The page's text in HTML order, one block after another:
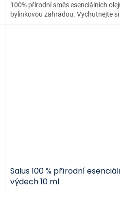
100% přírodní směs esenciálních
bylinkovou zahradou. Vychutnejte si
Salus 100 % přírodní
výdech 10 ml